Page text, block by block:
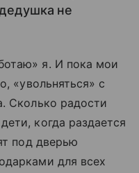
не
я. И пока мои
«увольняться» с
Сколько радости
когда раздается
под дверью
для всех